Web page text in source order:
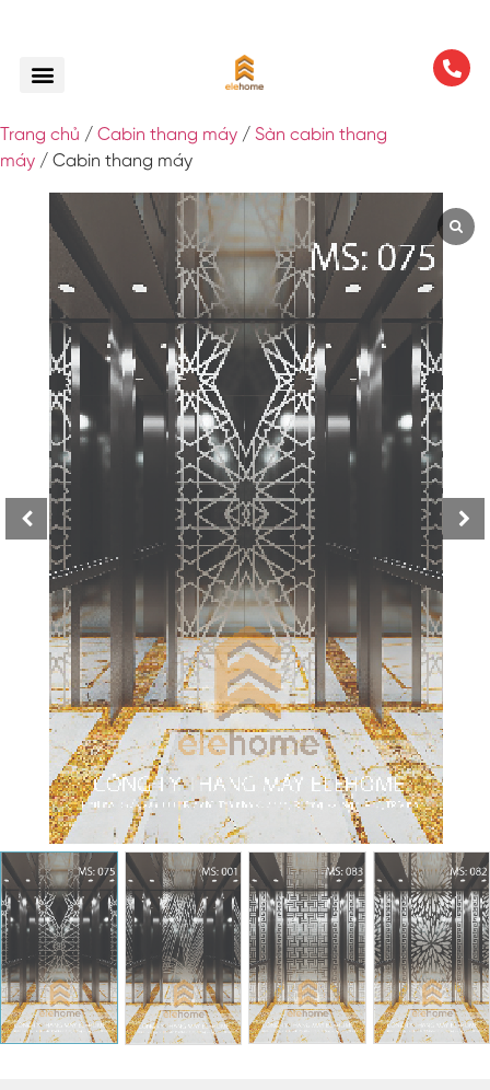
Trang chủ / Cabin thang máy / Sàn cabin thang
máy / Cabin thang máy